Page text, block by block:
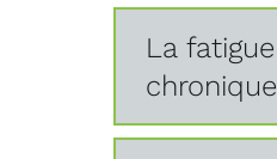
La fatigue
chronique